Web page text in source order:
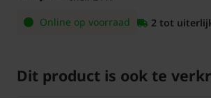
Online op voorraad
2 tot
Dit product is ook te